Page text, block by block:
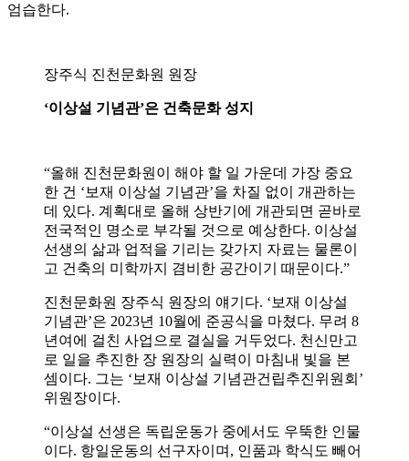
엄습한다.
장주식 진천문화원 원장
‘이상설 기념관’은 건축문화 성지
“올해 진천문화원이 해야 할 일 가운데 가장 중요
한 건 ‘보재 이상설 기념관’을 차질 없이 개관하는
데 있다. 계획대로 올해 상반기에 개관되면 곧바로
전국적인 명소로 부각될 것으로 예상한다. 이상설
선생의 삶과 업적을 기리는 갖가지 자료는 물론이
고 건축의 미학까지 겸비한 공간이기 때문이다.”
진천문화원 장주식 원장의 얘기다. ‘보재 이상설
기념관’은 2023년 10월에 준공식을 마쳤다. 무려 8
년여에 걸친 사업으로 결실을 거두었다. 천신만고
로 일을 추진한 장 원장의 실력이 마침내 빛을 본
셈이다. 그는 ‘보재 이상설 기념관건립추진위원회’
위원장이다.
“이상설 선생은 독립운동가 중에서도 우뚝한 인물
이다. 항일운동의 선구자이며, 인품과 학식도 빼어